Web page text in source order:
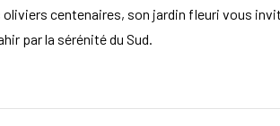
oliviers centenaires, son jardin fleuri vous
par la sérénité du Sud.